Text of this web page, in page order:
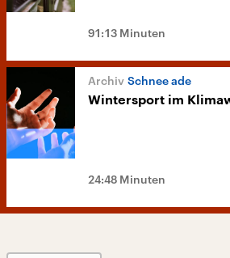
91:13 Minuten
Schnee ade
Wintersport im
24:48 Minuten